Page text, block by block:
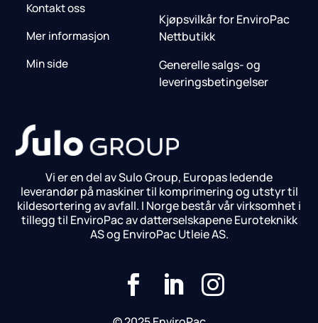
Kontakt oss
Mer informasjon
Min side
Kjøpsvilkår for EnviroPac
Nettbutikk
Generelle salgs- og
leveringsbetingelser
Vi er en del av Sulo Group, Europas ledende
leverandør på maskiner til komprimering og utstyr til
kildesortering av avfall. I Norge består vår virksomhet i
tillegg til EnviroPac av datterselskapene Euroteknikk
AS og EnviroPac Utleie AS.
  